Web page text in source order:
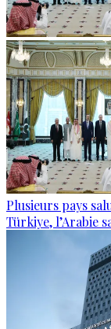
Plusieurs pays
Türkiye, l’Arabie